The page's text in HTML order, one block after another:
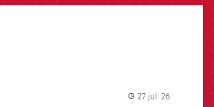
27 jul. 26